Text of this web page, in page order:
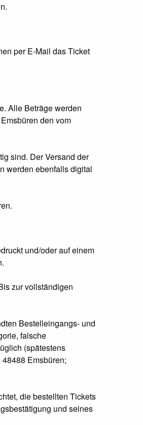
per E-Mail das Ticket
Alle Beträge werden
den vom
sind. Der Versand der
werden ebenfalls digital
und/oder auf einem
zur vollständigen
Bestelleingangs- und
falsche
(spätestens
48488 Emsbüren;
die bestellten Tickets
und seines